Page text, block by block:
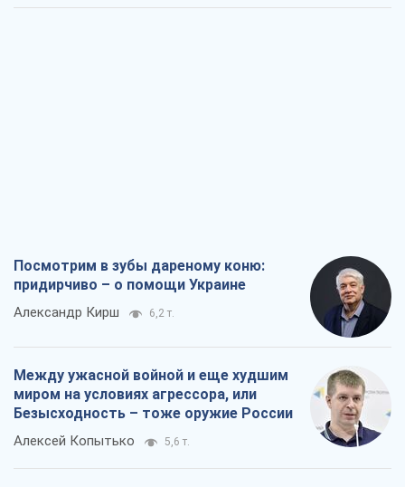
Посмотрим в зубы дареному коню:
придирчиво – о помощи Украине
Александр Кирш 6,2 т.
Между ужасной войной и еще худшим
миром на условиях агрессора, или
Безысходность – тоже оружие России
Алексей Копытько 5,6 т.